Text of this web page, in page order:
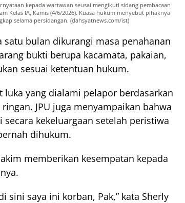
kepada wartawan seusai mengikuti sidang pembacaan
Kelas IA, Kamis (4/6/2026). Kuasa hukum menyebut pihaknya
selama persidangan. (dahsyatnews.com/ist)
bulan dikurangi masa penahanan
bukti berupa kacamata, pakaian,
sesuai ketentuan hukum.
luka yang dialami pelapor berdasarkan
JPU juga menyampaikan bahwa
kekeluargaan setelah peristiwa
dihukum.
memberikan kesempatan kepada
sini saya ini korban, Pak,” kata Sherly